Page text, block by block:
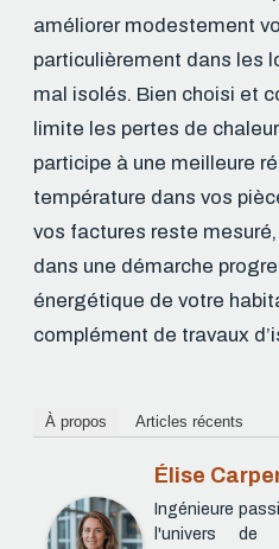
améliorer modestement
particulièrement dans les
mal isolés. Bien choisi et
limite les pertes de
participe à une meilleure
température dans vos
vos factures reste
dans une démarche
énergétique de votre
complément de travaux
À propos Articles récents
Élise
Ingénieure
l'univers